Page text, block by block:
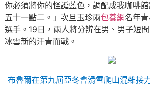
你必須將你的怪誕藍色，調配成我咖啡
五十一點二。」次旦玉珍兩包養網名年
選手。19日，兩人將分辨在男、男子短
冰雪新的汗青而戰。
布魯爾在第九屆亞冬會滑雪爬山混雜接